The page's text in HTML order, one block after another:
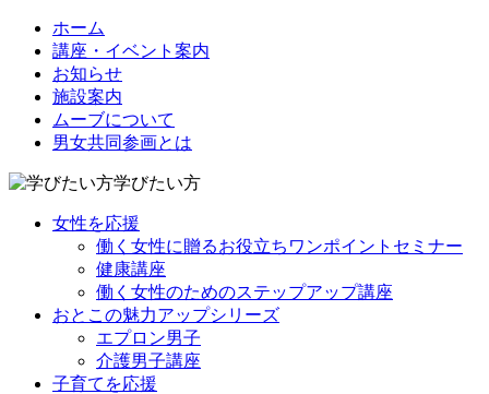
ホーム
講座・イベント案内
お知らせ
施設案内
ムーブについて
男女共同参画とは
学びたい方
女性を応援
働く女性に贈るお役立ちワンポイントセミナー
健康講座
働く女性のためのステップアップ講座
おとこの魅力アップシリーズ
エプロン男子
介護男子講座
子育てを応援